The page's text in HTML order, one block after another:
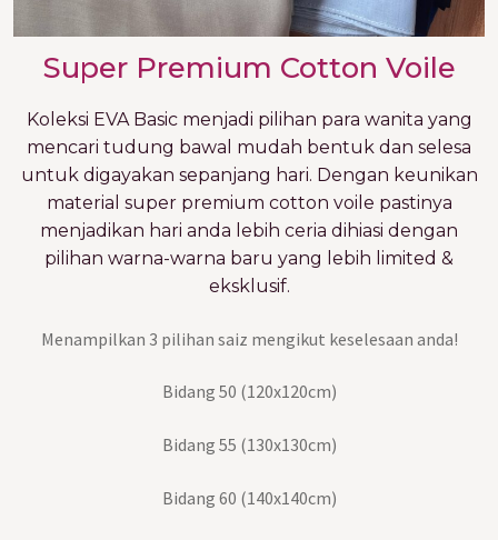
Super Premium Cotton Voile
Koleksi EVA Basic menjadi pilihan para wanita yang
mencari tudung bawal mudah bentuk dan selesa
untuk digayakan sepanjang hari. Dengan keunikan
material super premium cotton voile pastinya
menjadikan hari anda lebih ceria dihiasi dengan
pilihan warna-warna baru yang lebih limited &
eksklusif.
Menampilkan 3 pilihan saiz mengikut keselesaan anda!
Bidang 50 (120x120cm)
Bidang 55 (130x130cm)
Bidang 60 (140x140cm)